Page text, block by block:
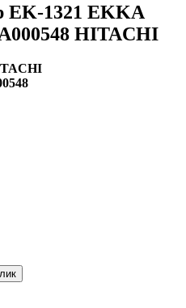
EK-1321 EKKA
HITACHI